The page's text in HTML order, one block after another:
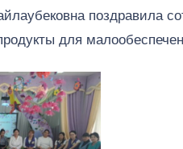
поздравила
для